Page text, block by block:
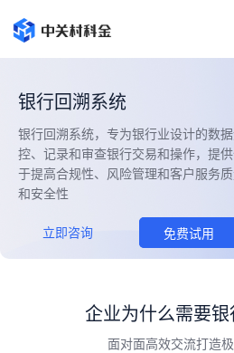
银行回溯系统
银行回溯系统，专为银行业设计的数
控、记录和审查银行交易和操作，提
于提高合规性、风险管理和客户服务
和安全性
立即咨询 免费试用
企业为什么需要
面对面高效交流打造